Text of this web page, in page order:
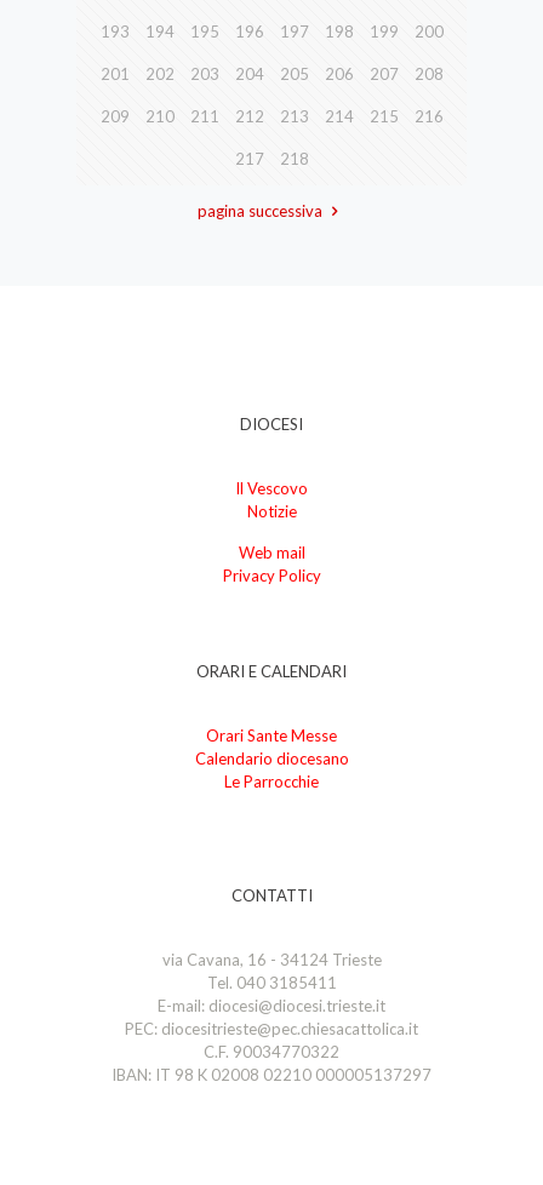
193 194 195 196 197 198 199 200
201 202 203 204 205 206 207 208
209 210 211 212 213 214 215 216
217 218
pagina successiva
DIOCESI
Il Vescovo
Notizie
Web mail
Privacy Policy
ORARI E CALENDARI
Orari Sante Messe
Calendario diocesano
Le Parrocchie
CONTATTI
via Cavana, 16 - 34124 Trieste
Tel. 040 3185411
E-mail: diocesi@diocesi.trieste.it
PEC: diocesitrieste@pec.chiesacattolica.it
C.F. 90034770322
IBAN: IT 98 K 02008 02210 000005137297